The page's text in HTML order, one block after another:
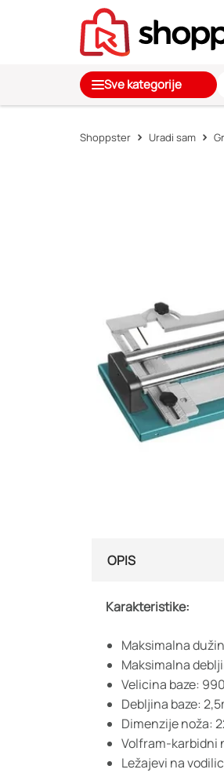
Sve kategorije
Shoppster Uradi sam
OPIS
Karakteristike:
Maksimalna
Maksimalna
Velicina baze:
Debljina baze:
Dimenzije noža:
Volfram-karbidni
Ležajevi na